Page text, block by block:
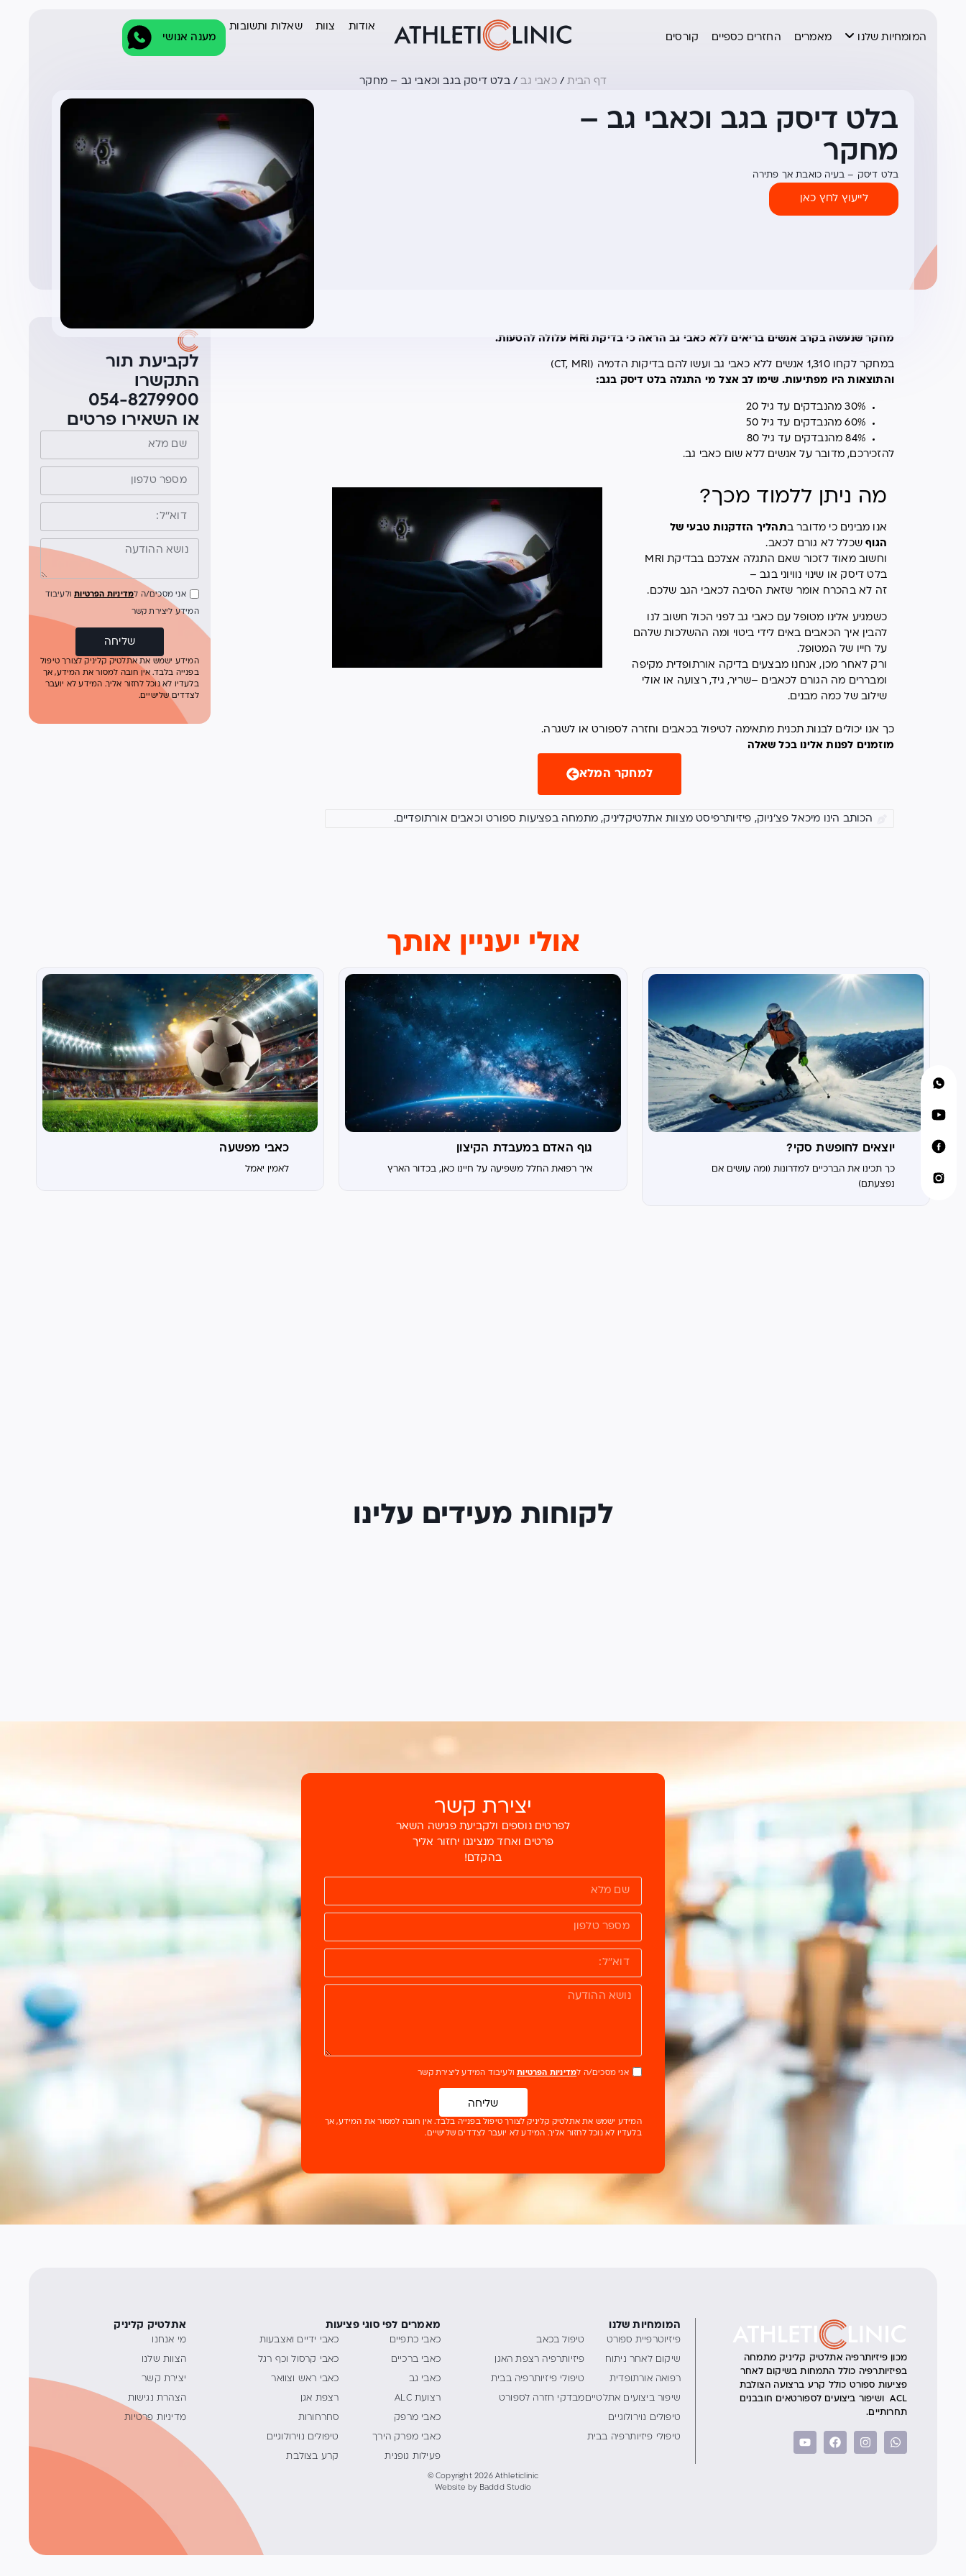
המומחיות שלנו מאמרים החזרים כספיים קורסים
אודות צוות
שאלות ותשובות
מענה אנושי
דף הבית/כאבי גב/בלט דיסק בגב וכאבי גב – מחקר
בלט דיסק בגב וכאבי גב –
מחקר
בלט דיסק – בעיה כואבת אך פתירה
לייעוץ לחץ כאן
מחקר שנעשה בקרב אנשים בריאים ללא כאבי גב הראה כי בדיקת MRI עלולה להטעות.
במחקר לקחו 1,310 אנשים ללא כאבי גב ועשו להם בדיקות הדמיה (CT, MRI)
והתוצאות היו מפתיעות. שימו לב אצל מי התגלה בלט דיסק בגב:
30% מהנבדקים עד גיל 20
60% מהנבדקים עד גיל 50
84% מהנבדקים עד גיל 80
להזכירכם, מדובר על אנשים ללא שום כאבי גב.
מה ניתן ללמוד מכך?
אנו מבינים כי מדובר בתהליך הזדקנות טבעי של
הגוףשכלל לא גורם לכאב.
וחשוב מאוד לזכור שאם התגלה אצלכם בבדיקת MRI
בלט דיסק או שינוי נוויוני בגב –
זה לא בהכרח אומר שזאת הסיבה לכאבי הגב שלכם.
כשמגיע אלינו מטופל עם כאבי גב לפני הכול חשוב לנו
להבין איך הכאבים באים לידי ביטוי ומה ההשלכות שלהם
על חייו של המטופל.
ורק לאחר מכן, אנחנו מבצעים בדיקה אורתופדית מקיפה
ומבררים מה הגורם לכאבים –שריר, גיד, רצועה או אולי
שילוב של כמה מבנים.
כך אנו יכולים לבנות תכנית מתאימה לטיפול בכאבים וחזרה לספורט או לשגרה.
מוזמנים לפנות אלינו בכל שאלה
למחקר המלא
הכותב הינו מיכאל פצ'ניוק, פיזיותרפיסט מצוות אתלטיקליניק, מתמחה בפציעות ספורט וכאבים אורתופדיים.
לקביעת תור
התקשרו
054-8279900
או השאירו פרטים
אני מסכים/ה למדיניות הפרטיותולעיבוד
המידע ליצירת קשר
שליחה
המידע ישמש את אתלטיק קליניק לצורך טיפול
בפנייה בלבד. אין חובה למסור את המידע, אך
בלעדיו לא נוכל לחזור אליך. המידע לא יועבר
לצדדים שלישיים.
אולי יעניין אותך
יוצאים לחופשת סקי?
כך תכינו את הברכיים למדרונות (ומה עושים אם
נפצעתם)
גוף האדם במעבדת הקיצון
איך רפואת החלל משפיעה על חיינו כאן, בכדור הארץ
כאבי מפשעה
לאמין יאמל
לקוחות מעידים עלינו
יצירת קשר
לפרטים נוספים ולקביעת פגישה השאר
פרטים ואחד מנציגנו יחזור אליך
בהקדם!
אני מסכים/ה למדיניות הפרטיותולעיבוד המידע ליצירת קשר
שליחה
המידע ישמש את אתלטיק קליניק לצורך טיפול בפנייה בלבד. אין חובה למסור את המידע, אך
בלעדיו לא נוכל לחזור אליך. המידע לא יועבר לצדדים שלישיים.
מכון פיזיותרפיה אתלטיק קליניק מתמחה
בפיזיותרפיה כולל התמחות בשיקום לאחר
פציעות ספורט כולל קרע ברצועה הצולבת
ACL ושיפור ביצועים לספורטאים חובבנים
תחרותיים.
המומחיות שלנו
פיזיוטרפיית ספורט
שיקום לאחר ניתוח
רפואה אורתופדית
שיפור ביצועים אתלטיים
טיפולים נוירולוגיים
טיפולי פיזיותרפיה בבית
טיפול בכאב
פיזיותרפיה רצפת האגן
טיפולי פיזיותרפיה בבית
מבדקי חזרה לספורט
מאמרים לפי סוגי פציעות
כאבי כתפיים
כאבי ברכיים
כאבי גב
רצועת ALC
כאבי מרפק
כאבי מפרק הירך
פעילות גופנית
כאבי ידיים ואצבעות
כאבי קרסול וכף רגל
כאבי ראש וצוואר
רצפת אגן
סחרחורות
טיפולים נוירולוגיים
קרע בצולבת
אתלטיק קליניק
מי אנחנו
הצוות שלנו
יצירת קשר
הצהרת נגישות
מדיניות פרטיות
© Copyright 2026 Athleticlinic
Website by Baddd Studio